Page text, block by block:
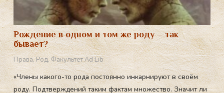
Рождение в одном и том же роду – так
бывает?
Права,Род,Факультет Ad Lib
«Члены какого-то рода постоянно инкарнируют в своём
роду. Подтверждений таким фактам множество. Значит ли